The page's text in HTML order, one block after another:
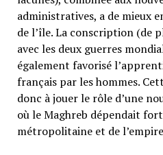
administratives, a de mieux
de l’île. La conscription (de
avec les deux guerres
également favorisé
français par les hommes.
donc à jouer le rôle d’une
où le Maghreb dépendait
métropolitaine et de